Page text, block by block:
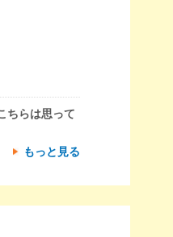
ちらは思って
もっと見る